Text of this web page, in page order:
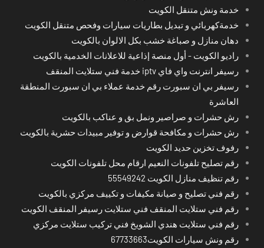
خدمة ونش متنقل الكويت
خدمةكهربائي و تبديل بطاريات سيارات وفحص متنقل الكويت
دهان منازل و صباغة خشب بكل الالوان بالكويت
راديو الكويت - أول منصة إذاعية للاعلانات الخدمية بالكويت
رسيفر انترنت واي فاي iptv خدمة فني ستلايت المنقف
رسيفر بي ان سبورت رقم خدمة عملاء بي ان سبورت المنطقة
العاشرة
رش حشرات و صراصير ونمل بق و عناكب بالكويت
رش حشرات و مكافحة قوارض و توفير مبيدات حشرية بالكويت
رفوف تخزين حديد الكويت
رقم تصليح تلفونات النعيم ارقام محل تلفونات الكويت
رقم تنظيف منازل الكويت 55549242
رقم فني تصليح و صيانة مكيفات و تكييف مركزي بالكويت
رقم فني ستلايت المنقف فني ستلايت رسيفر المنقف الكويت
رقم فني ستلايت هندي الشويخ فني تركيب ستلايت مركزي
رقم ونش سيارات الكويت67733663